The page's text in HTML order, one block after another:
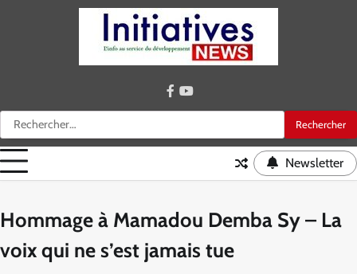
Rechercher :
facebook
youtube
Newsletter
Hommage à Mamadou Demba Sy – La
voix qui ne s’est jamais tue